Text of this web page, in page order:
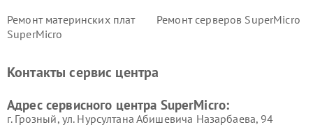
Ремонт материнских плат
SuperMicro
Ремонт серверов SuperMicro
Контакты сервис центра
Адрес сервисного центра SuperMicro:
г. Грозный, ул. Нурсултана Абишевича Назарбаева, 94